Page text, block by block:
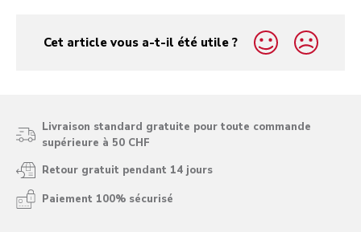
Cet article vous a-t-il été utile ?
yes
no
Livraison standard gratuite pour toute commande
supérieure à 50 CHF
Retour gratuit pendant 14 jours
Paiement 100% sécurisé